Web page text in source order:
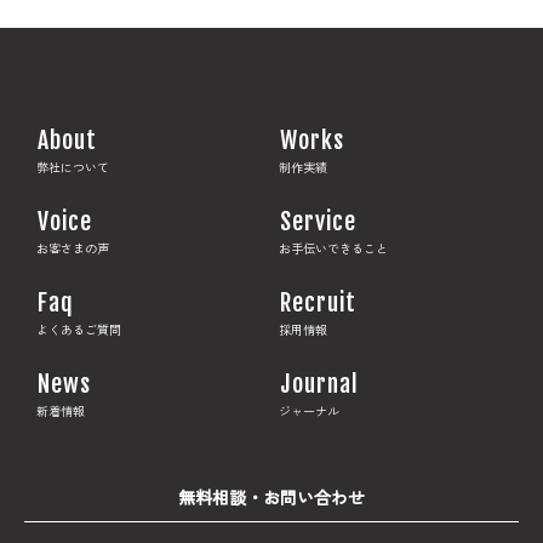
About
弊社について
Works
制作実績
Voice
お客さまの声
Service
お手伝いできること
Faq
よくあるご質問
Recruit
採用情報
News
新着情報
Journal
ジャーナル
無料相談・お問い合わせ